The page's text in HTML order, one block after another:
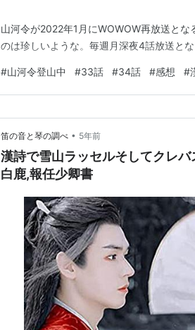
山河令が2022年1月にWOWOW再放送と
のは珍しいような。毎週月深夜4話放送とな
#山河令登山中 #33話 #34話 #感想 #
笛の音と琴の調べ • 5年前
漢詩で雪山ラッセルそしてクレ
白鹿,報任少卿書